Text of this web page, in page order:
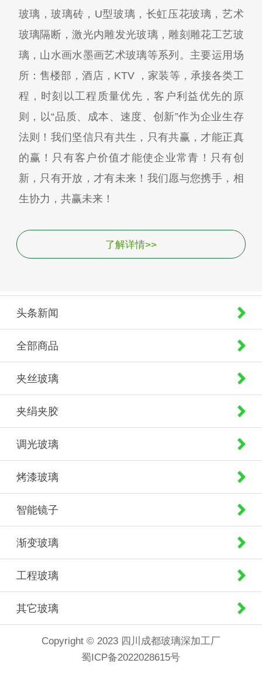
玻璃，玻璃砖，U型玻璃，长虹压花玻璃，艺术
玻璃隔断，激光内雕发光玻璃，雕刻雕花工艺玻
璃，山水画水墨画艺术玻璃等系列。主要运用场
所：售楼部，酒店，KTV ，家装等，承接各类工
程，时刻以工程质量优先，客户利益优先的原
则，以“品质、成本、速度、创新”作为企业生存
法则！我们坚信只有共生，只有共赢，才能正真
的赢！只有客户价值才能使企业常青！只有创
新，只有开放，才有未来！我们愿与您携手，相
生协力，共赢未来！
了解详情>>
头条新闻
全部商品
夹丝玻璃
夹绢夹胶
调光玻璃
烤漆玻璃
智能镜子
渐变玻璃
工程玻璃
其它玻璃
Copyright © 2023 四川成都玻璃深加工厂
蜀ICP备2022028615号